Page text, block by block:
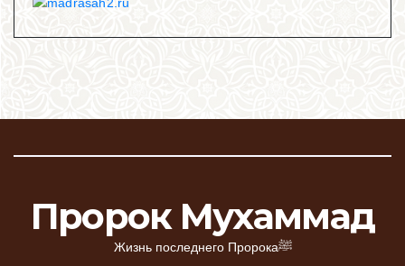
Пророк Мухаммад
Жизнь последнего Пророкаﷺ